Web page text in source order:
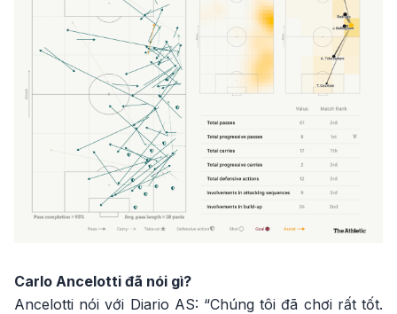
Carlo Ancelotti đã nói gì?
Ancelotti nói với Diario AS: “Chúng tôi đã chơi rất tốt.